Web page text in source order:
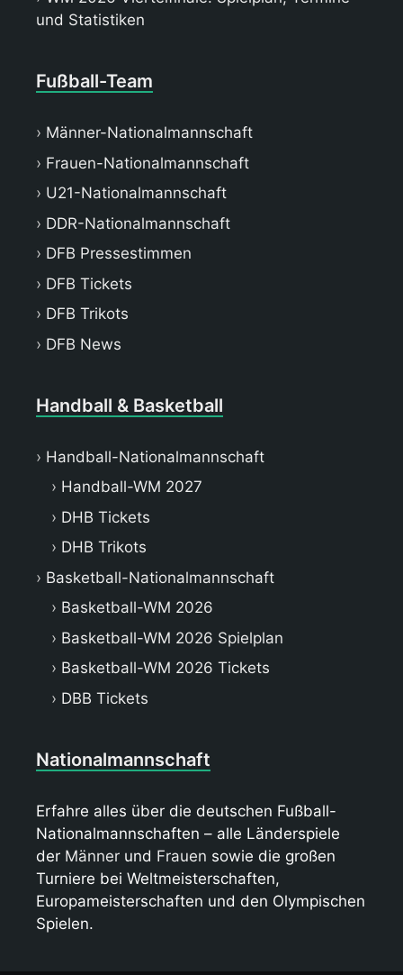
und Statistiken
Fußball-Team
Männer-Nationalmannschaft
Frauen-Nationalmannschaft
U21-Nationalmannschaft
DDR-Nationalmannschaft
DFB Pressestimmen
DFB Tickets
DFB Trikots
DFB News
Handball & Basketball
Handball-Nationalmannschaft
Handball-WM 2027
DHB Tickets
DHB Trikots
Basketball-Nationalmannschaft
Basketball-WM 2026
Basketball-WM 2026 Spielplan
Basketball-WM 2026 Tickets
DBB Tickets
Nationalmannschaft
Erfahre alles über die deutschen Fußball-
Nationalmannschaften – alle Länderspiele
der Männer und Frauen sowie die großen
Turniere bei Weltmeisterschaften,
Europameisterschaften und den Olympischen
Spielen.